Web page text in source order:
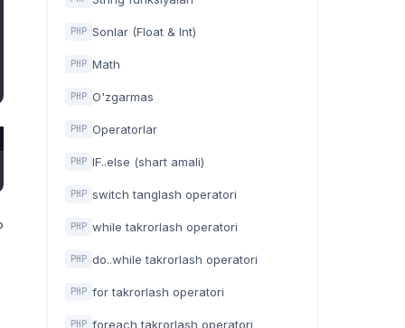
PHP Sonlar (Float & Int)
PHP Math
PHP O'zgarmas
PHP Operatorlar
PHP IF..else (shart amali)
PHP switch tanglash operatori
PHP while takrorlash operatori
PHP do..while takrorlash operatori
PHP for takrorlash operatori
PHP foreach takrorlash operatori